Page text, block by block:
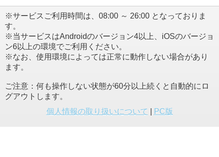
※サービスご利用時間は、08:00 ～ 26:00 となっておりま
す。
※当サービスはAndroidのバージョン4以上、iOSのバージョ
ン6以上の環境でご利用ください。
※なお、使用環境によっては正常に動作しない場合があり
ます。
ご注意：何も操作しない状態が60分以上続くと自動的にロ
グアウトします。
個人情報の取り扱いについて
PC版